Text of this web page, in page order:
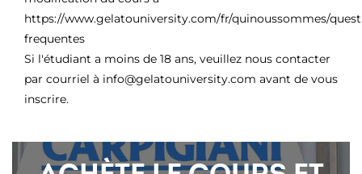
https://www.gelatouniversity.com/fr/quinoussommes/
frequentes
Si l'étudiant a moins de 18 ans, veuillez nous contacter
par courriel à info@gelatouniversity.com avant de vous
inscrire.